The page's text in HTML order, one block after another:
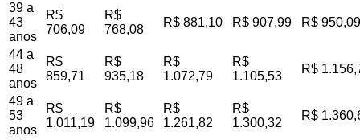
39 a
43
anos
R$
706,09
R$
768,08
R$ 881,10 R$ 907,99 R$ 950,09
44 a
48
anos
R$
859,71
R$
935,18
R$
1.072,79
R$
1.105,53
R$
49 a
53
anos
R$
1.011,19
R$
1.099,96
R$
1.261,82
R$
1.300,32
R$